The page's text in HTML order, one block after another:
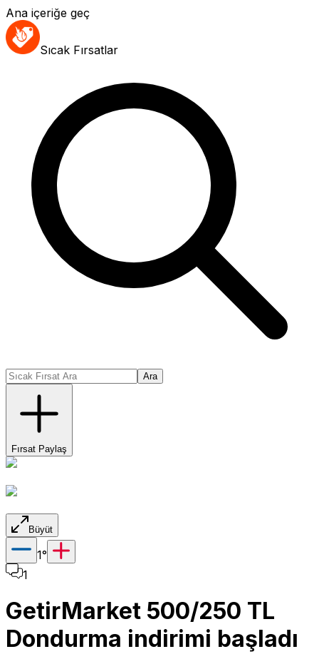
Ana içeriğe geç
Sıcak Fırsatlar
Ara
Fırsat Paylaş
Büyüt
1°
1
GetirMarket 500/250 TL
Dondurma indirimi başladı